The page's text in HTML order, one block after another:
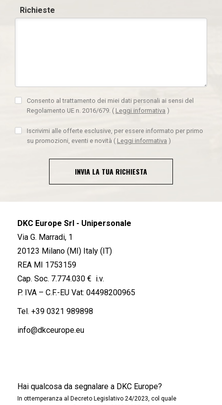
Richieste
Consento al trattamento dei miei dati personali ai sensi del
Regolamento UE n. 2016/679. ( Leggi informativa )
Iscrivimi alle offerte esclusive, per essere informato per primo
su promozioni, eventi e novità ( Leggi informativa )
INVIA LA TUA RICHIESTA
DKC Europe Srl - Unipersonale
Via G. Marradi, 1
20123 Milano (MI) Italy (IT)
REA MI 1753159
Cap. Soc. 7.774.030 € i.v.
P. IVA – C.F.-EU Vat: 04498200965
Tel. +39 0321 989898
info@dkceurope.eu
Hai qualcosa da segnalare a DKC Europe?
In ottemperanza al Decreto Legislativo 24/2023, col quale